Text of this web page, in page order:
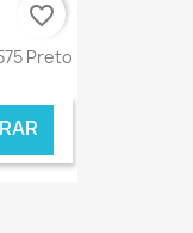
Preto
favorite_border